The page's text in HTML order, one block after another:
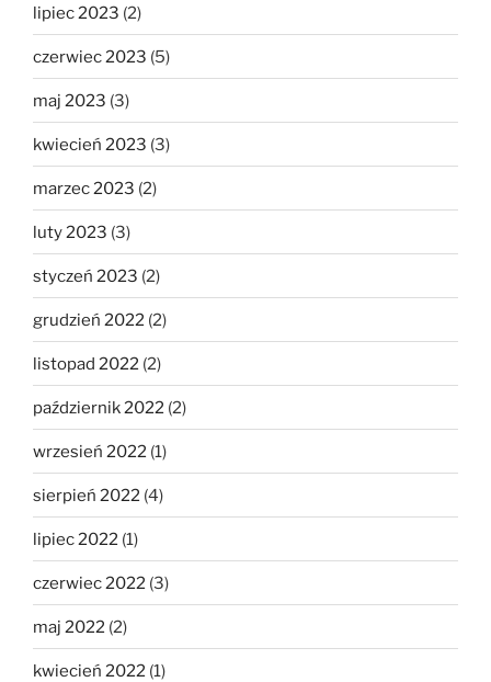
lipiec 2023 (2)
czerwiec 2023 (5)
maj 2023 (3)
kwiecień 2023 (3)
marzec 2023 (2)
luty 2023 (3)
styczeń 2023 (2)
grudzień 2022 (2)
listopad 2022 (2)
październik 2022 (2)
wrzesień 2022 (1)
sierpień 2022 (4)
lipiec 2022 (1)
czerwiec 2022 (3)
maj 2022 (2)
kwiecień 2022 (1)